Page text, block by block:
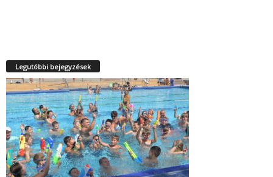
Legutóbbi bejegyzések